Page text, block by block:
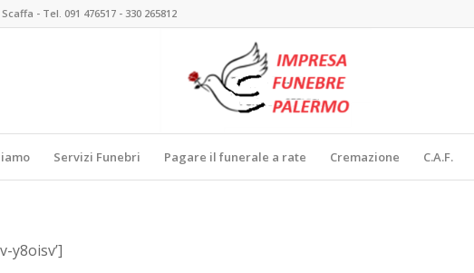
- Tel. 091 476517 - 330 265812
Servizi Funebri Pagare il funerale a rate Cremazione C.A.F.
y8oisv’]